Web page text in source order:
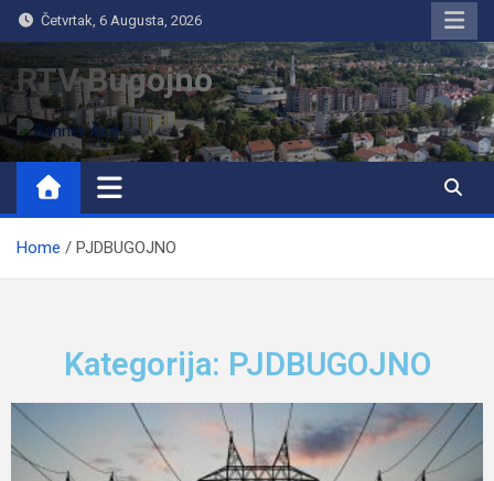
Četvrtak, 6 Augusta, 2026
RTV Bugojno
Home PJDBUGOJNO
Kategorija: PJDBUGOJNO